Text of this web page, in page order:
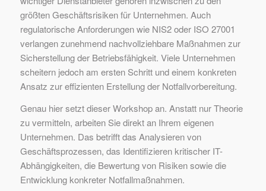
größten Geschäftsrisiken für Unternehmen. Auch
regulatorische Anforderungen wie NIS2 oder ISO 27001
verlangen zunehmend nachvollziehbare Maßnahmen zur
Sicherstellung der Betriebsfähigkeit. Viele Unternehmen
scheitern jedoch am ersten Schritt und einem konkreten
Ansatz zur effizienten Erstellung der Notfallvorbereitung.
Genau hier setzt dieser Workshop an. Anstatt nur Theorie
zu vermitteln, arbeiten Sie direkt an Ihrem eigenen
Unternehmen. Das betrifft das Analysieren von
Geschäftsprozessen, das Identifizieren kritischer IT-
Abhängigkeiten, die Bewertung von Risiken sowie die
Entwicklung konkreter Notfallmaßnahmen.